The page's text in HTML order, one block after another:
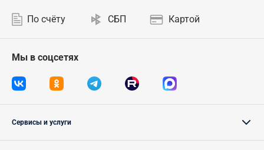
Мы в соцсетях
По счёту СБП Картой
Сервисы и услуги